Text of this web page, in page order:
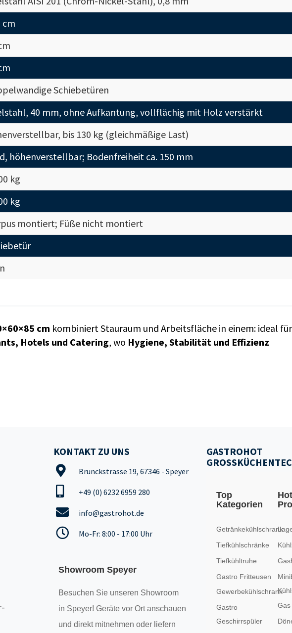
cm
Schiebetüren
40 mm, ohne Aufkantung, vollflächig mit Holz verstärkt
bis 130 kg (gleichmäßige Last)
höhenverstellbar; Bodenfreiheit ca. 150 mm
kg
kg
montiert; Füße nicht montiert
cm kombiniert Stauraum und Arbeitsfläche in einem: ideal für
Hotels und Catering, wo Hygiene, Stabilität und Effizienz
KONTAKT ZU UNS
Brunckstrasse 19, 67346 - Speyer
+49 (0) 6232 6959 280
info@gastrohot.de
Mo-Fr: 8:00 - 17:00 Uhr
Showroom Speyer
Besuchen Sie unseren Showroom
in Speyer! Geräte vor Ort anschauen
und direkt mitnehmen oder liefern
GASTROHOT
Top
Kategorien
Getränkekühlschrank
Tiefkühlschränke
Tiefkühltruhe
Gastro Fritteusen
Gewerbekühlschrank
Gastro
Geschirrspüler
Gas